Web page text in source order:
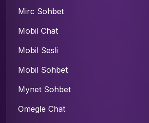
Mirc Sohbet
Mobil Chat
Mobil Sesli
Mobil Sohbet
Mynet Sohbet
Omegle Chat